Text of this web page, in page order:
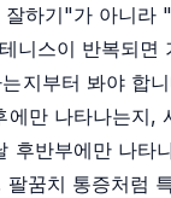
하기"가 아니라
니스이 반복되면
지부터 봐야 합
에만 나타나는지,
후반부에만 나타
팔꿈치 통증처럼